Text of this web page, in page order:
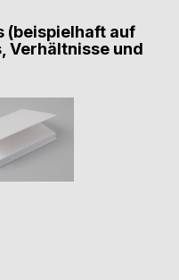
(beispielhaft auf
Verhältnisse und